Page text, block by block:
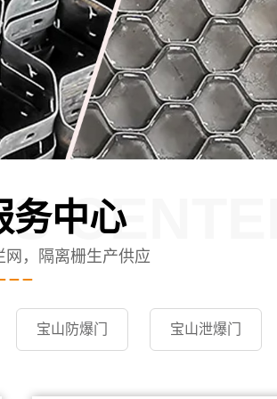
务中心
CENTER
网，隔离栅生产供应
宝山防爆门 宝山泄爆门